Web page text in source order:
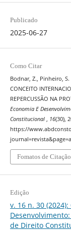
Publicado
2025-06-27
Como Citar
Bodnar, Z., Pinheiro, S.
CONCEITO
REPERCUSSÃO NA
Economia E
Constitucional
16(30),
https://
Fomatos de Citação
Edição
v. 16 n. 30
de Direito